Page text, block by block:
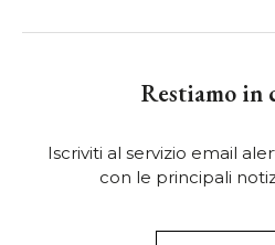
Restiamo in
Iscriviti al servizio email
con le principali